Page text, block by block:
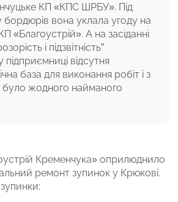
КП «КПС ШРБУ». Під
бордюрів вона уклала угоду на
«Благоустрій». А на засіданні
і підзвітність”
відсутня
база для виконання робіт і з
було жодного найманого
Кременчука» оприлюднило
ремонт зупинок у Крюкові.